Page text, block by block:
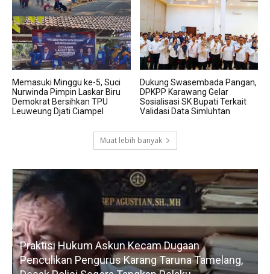
Memasuki Minggu ke-5, Suci
Nurwinda Pimpin Laskar Biru
Demokrat Bersihkan TPU
Leuweung Djati Ciampel
Dukung Swasembada Pangan,
DPKPP Karawang Gelar
Sosialisasi SK Bupati Terkait
Validasi Data Simluhtan
Muat lebih banyak
Praktisi Hukum Askun Kecam Dugaan
Penculikan Pengurus Karang Taruna Tamelang,